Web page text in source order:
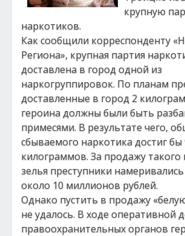
крупную
наркотиков.
Как сообщили корреспонденту
Региона», крупная партия
доставлена в город одной из
наркогруппировок. По планам
доставленные в город 2
героина должны были быть
примесями. В результате чего,
сбываемого наркотика достиг бы
килограммов. За продажу такого
зелья преступники
около 10 миллионов рублей.
Однако пустить в продажу
не удалось. В ходе оперативной
правоохранительных органов